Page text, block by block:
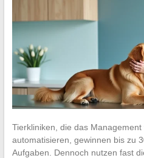
Tierkliniken, die das
automatisieren, gewinnen bis zu
Aufgaben. Dennoch nutzen fast